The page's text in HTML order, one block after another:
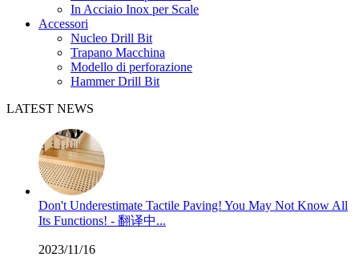
In Acciaio Inox per Scale
Accessori
Nucleo Drill Bit
Trapano Macchina
Modello di perforazione
Hammer Drill Bit
LATEST NEWS
Don't Underestimate Tactile Paving! You May Not Know All
Its Functions! - 翻译中...
2023/11/16